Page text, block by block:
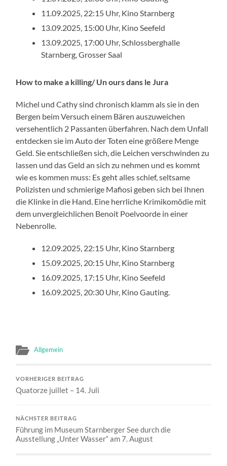
11.09.2025, 22:15 Uhr, Kino Starnberg
13.09.2025, 15:00 Uhr, Kino Seefeld
13.09.2025, 17:00 Uhr, Schlossberghalle
Starnberg, Grosser Saal
How to make a killing/ Un ours dans le Jura
Michel und Cathy sind chronisch klamm als sie in den
Bergen beim Versuch einem Bären auszuweichen
versehentlich 2 Passanten überfahren. Nach dem Unfall
entdecken sie im Auto der Toten eine größere Menge
Geld. Sie entschließen sich, die Leichen verschwinden zu
lassen und das Geld an sich zu nehmen und es kommt
wie es kommen muss: Es geht alles schief, seltsame
Polizisten und schmierige Mafiosi geben sich bei Ihnen
die Klinke in die Hand. Eine herrliche Krimikomödie mit
dem unvergleichlichen Benoit Poelvoorde in einer
Nebenrolle.
12.09.2025, 22:15 Uhr, Kino Starnberg
15.09.2025, 20:15 Uhr, Kino Starnberg
16.09.2025, 17:15 Uhr, Kino Seefeld
16.09.2025, 20:30 Uhr, Kino Gauting.
Allgemein
VORHERIGER BEITRAG
Quatorze juillet – 14. Juli
NÄCHSTER BEITRAG
Führung im Museum Starnberger See durch die
Ausstellung „Unter Wasser“ am 7. August